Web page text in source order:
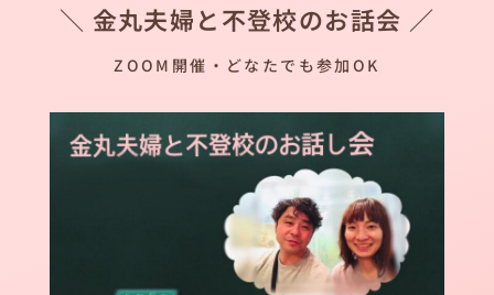
＼ 金丸夫婦と不登校のお話会 ／
ZOOM開催・どなたでも参加OK